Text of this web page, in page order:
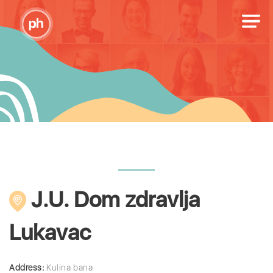
J.U. Dom zdravlja
Lukavac
Address: Kulina bana